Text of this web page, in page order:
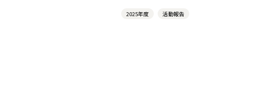
2025年度 活動報告